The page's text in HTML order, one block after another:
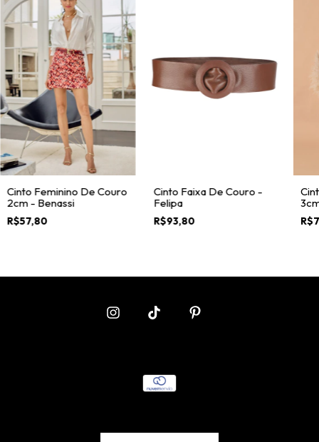
Cinto Feminino De Couro
2cm - Benassi
R$57,80
Cinto Faixa De Couro -
Felipa
R$93,80